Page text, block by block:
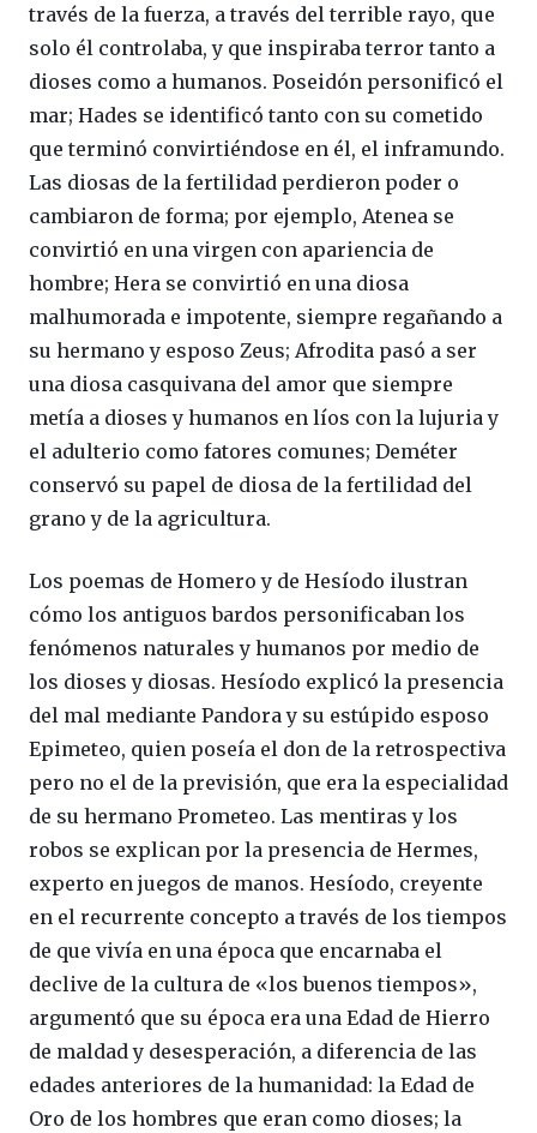
través de la fuerza, a través del terrible rayo, que
solo él controlaba, y que inspiraba terror tanto a
dioses como a humanos. Poseidón personificó el
mar; Hades se identificó tanto con su cometido
que terminó convirtiéndose en él, el inframundo.
Las diosas de la fertilidad perdieron poder o
cambiaron de forma; por ejemplo, Atenea se
convirtió en una virgen con apariencia de
hombre; Hera se convirtió en una diosa
malhumorada e impotente, siempre regañando a
su hermano y esposo Zeus; Afrodita pasó a ser
una diosa casquivana del amor que siempre
metía a dioses y humanos en líos con la lujuria y
el adulterio como fatores comunes; Deméter
conservó su papel de diosa de la fertilidad del
grano y de la agricultura.
Los poemas de Homero y de Hesíodo ilustran
cómo los antiguos bardos personificaban los
fenómenos naturales y humanos por medio de
los dioses y diosas. Hesíodo explicó la presencia
del mal mediante Pandora y su estúpido esposo
Epimeteo, quien poseía el don de la retrospectiva
pero no el de la previsión, que era la especialidad
de su hermano Prometeo. Las mentiras y los
robos se explican por la presencia de Hermes,
experto en juegos de manos. Hesíodo, creyente
en el recurrente concepto a través de los tiempos
de que vivía en una época que encarnaba el
declive de la cultura de «los buenos tiempos»,
argumentó que su época era una Edad de Hierro
de maldad y desesperación, a diferencia de las
edades anteriores de la humanidad: la Edad de
Oro de los hombres que eran como dioses; la